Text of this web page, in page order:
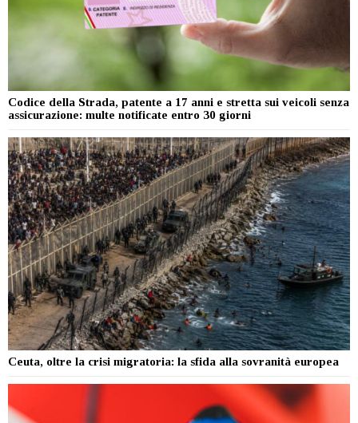
Codice della Strada, patente a 17 anni e stretta sui veicoli senza
assicurazione: multe notificate entro 30 giorni
Ceuta, oltre la crisi migratoria: la sfida alla sovranità europea